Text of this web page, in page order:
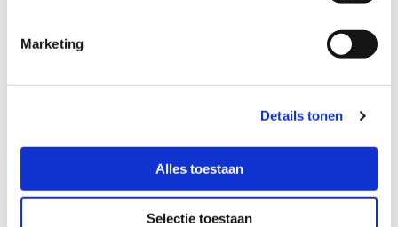
Marketing
Details tonen
Alles toestaan
Selectie toestaan
it hynder en de koets
fine as fansels de wei
nei ’t âlde hôf